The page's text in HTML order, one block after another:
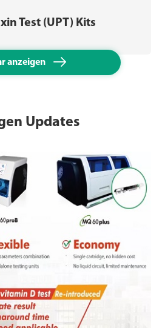
Test (UPT) Kits
anzeigen 
Updates